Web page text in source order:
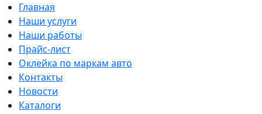
Главная
Наши услуги
Наши работы
Прайс-лист
Оклейка по маркам авто
Контакты
Новости
Каталоги